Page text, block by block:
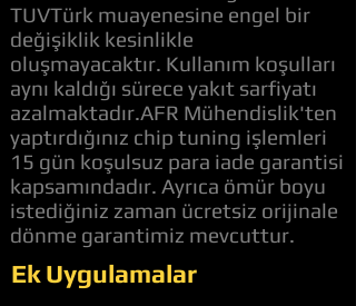
TUVTürk muayenesine engel bir
değişiklik kesinlikle
oluşmayacaktır. Kullanım koşulları
aynı kaldığı sürece yakıt sarfiyatı
azalmaktadır.AFR Mühendislik'ten
yaptırdığınız chip tuning işlemleri
15 gün koşulsuz para iade garantisi
kapsamındadır. Ayrıca ömür boyu
istediğiniz zaman ücretsiz orijinale
dönme garantimiz mevcuttur.
Ek Uygulamalar